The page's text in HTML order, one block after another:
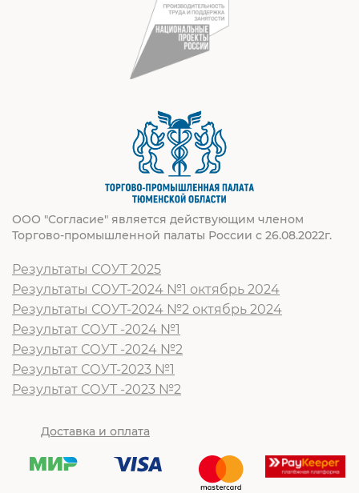
ООО "Согласие" является действующим членом
Торгово-промышленной палаты России с 26.08.2022г.
Результаты СОУТ 2025
Результаты СОУТ-2024 №1 октябрь 2024
Результаты СОУТ-2024 №2 октябрь 2024
Результат СОУТ -2024 №1
Результат СОУТ -2024 №2
Результат СОУТ-2023 №1
Результат СОУТ -2023 №2
Доставка и оплата